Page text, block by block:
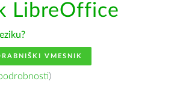
LibreOffice
VMESNIK
)